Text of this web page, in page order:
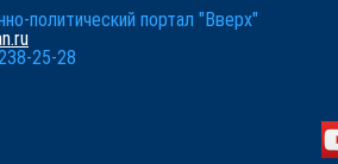
политический портал "Вверх"
25-28